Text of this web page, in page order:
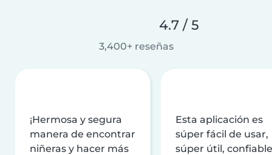
4.7 / 5
3,400+ reseñas
¡Hermosa y segura
manera de encontrar
niñeras y hacer más
Esta aplicación es
súper fácil de usar,
súper útil,